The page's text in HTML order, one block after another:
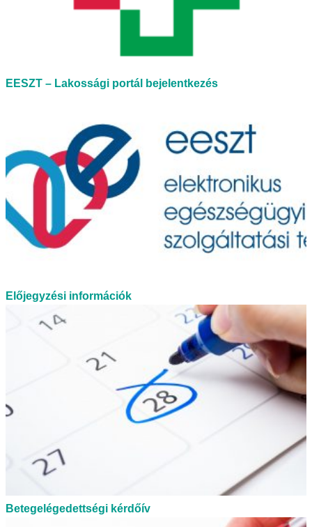
EESZT – Lakossági portál bejelentkezés
Előjegyzési információk
Betegelégedettségi kérdőív